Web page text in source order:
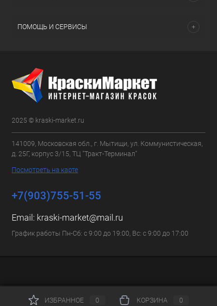
ПОМОЩЬ И СЕРВИСЫ
2025 © kraski-market.ru
141009, Московская обл., г. Мытищи, ул. Коммунистическая,
д. 25Г, корпус 3/15, ТЦ "Тракт-Терминал"
Посмотреть на карте
+7(903)755-51-55
Email: kraski-market@mail.ru
График работы Пн-Сб: с 9:00 до 19:00, Вс: с 9:00 до 17:00
ИЗБРАННОЕ 0 КОРЗИНА 0